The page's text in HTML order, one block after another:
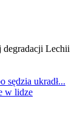
degradacji Lechii
sędzia ukradł...
w lidze